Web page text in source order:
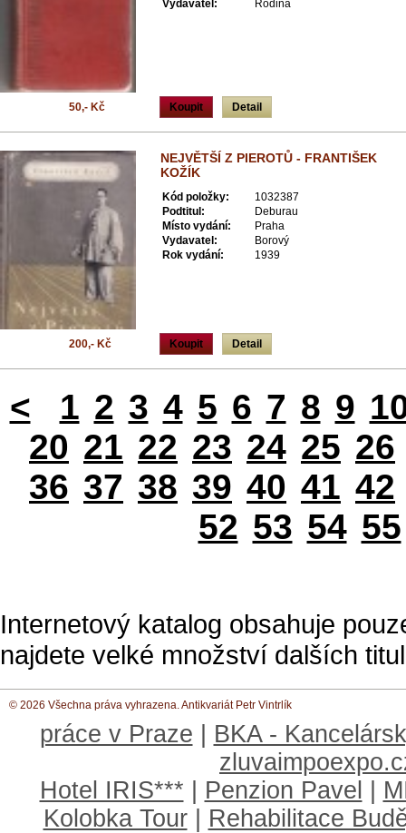
Vydavatel: Rodina
Koupit Detail
50,- Kč
NEJVĚTŠÍ Z PIEROTŮ - FRANTIŠEK
KOŽÍK
Kód položky:
1032387
Podtitul:
Deburau
Místo vydání:
Praha
Vydavatel:
Borový
Rok vydání:
1939
Koupit Detail
200,- Kč
< 1 2 3 4 5 6 7 8 9
20 21 22 23 24 25 26
36 37 38 39 40 41 42
52 53 54 55
Internetový katalog obsahuje
najdete velké množství dalších
© 2026 Všechna práva vyhrazena. Antikvariát Petr Vintrlík
práce v Praze
BKA -
Hotel IRIS***
Penzion Pavel
Kolobka Tour
Rehabilitace